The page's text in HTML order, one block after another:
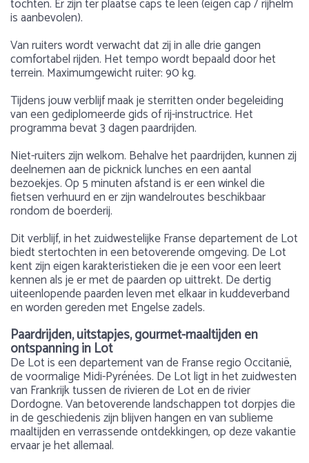
tochten. Er zijn ter plaatse caps te leen (eigen cap / rijhelm
is aanbevolen).
Van ruiters wordt verwacht dat zij in alle drie gangen
comfortabel rijden. Het tempo wordt bepaald door het
terrein. Maximumgewicht ruiter: 90 kg.
Tijdens jouw verblijf maak je sterritten onder begeleiding
van een gediplomeerde gids of rij-instructrice. Het
programma bevat 3 dagen paardrijden.
Niet-ruiters zijn welkom. Behalve het paardrijden, kunnen zij
deelnemen aan de picknick lunches en een aantal
bezoekjes. Op 5 minuten afstand is er een winkel die
fietsen verhuurd en er zijn wandelroutes beschikbaar
rondom de boerderij.
Dit verblijf, in het zuidwestelijke Franse departement de Lot
biedt stertochten in een betoverende omgeving. De Lot
kent zijn eigen karakteristieken die je een voor een leert
kennen als je er met de paarden op uittrekt. De dertig
uiteenlopende paarden leven met elkaar in kuddeverband
en worden gereden met Engelse zadels.
Paardrijden, uitstapjes, gourmet-maaltijden en
ontspanning in Lot
De Lot is een departement van de Franse regio Occitanië,
de voormalige Midi-Pyrénées. De Lot ligt in het zuidwesten
van Frankrijk tussen de rivieren de Lot en de rivier
Dordogne. Van betoverende landschappen tot dorpjes die
in de geschiedenis zijn blijven hangen en van sublieme
maaltijden en verrassende ontdekkingen, op deze vakantie
ervaar je het allemaal.